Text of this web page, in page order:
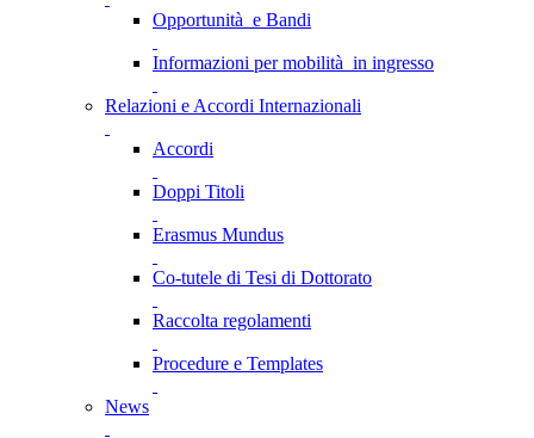
Opportunità e Bandi
Informazioni per mobilità in ingresso
Relazioni e Accordi Internazionali
Accordi
Doppi Titoli
Erasmus Mundus
Co-tutele di Tesi di Dottorato
Raccolta regolamenti
Procedure e Templates
News